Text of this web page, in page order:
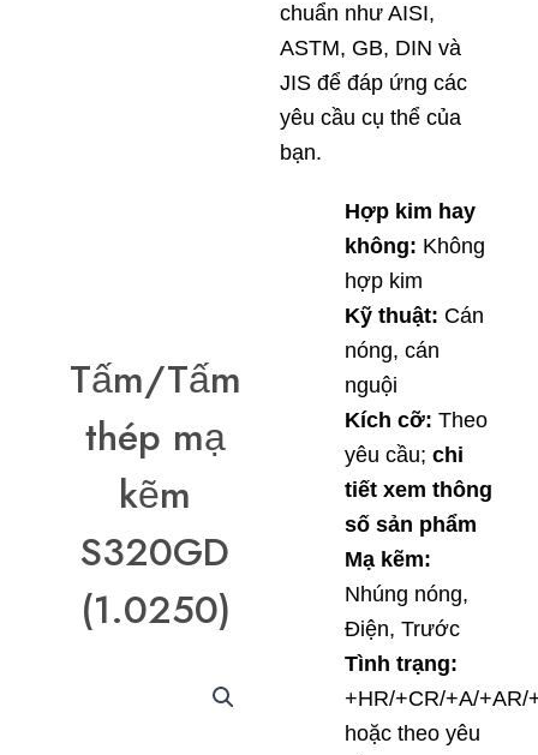
Tấm/Tấm
thép mạ
kẽm
S320GD
(1.0250)
chuẩn như AISI,
ASTM, GB, DIN và
JIS để đáp ứng các
yêu cầu cụ thể của
bạn.
Hợp kim hay
không: Không
hợp kim
Kỹ thuật: Cán
nóng, cán
nguội
Kích cỡ: Theo
yêu cầu;chi
tiết xem thông
số sản phẩm
Mạ kẽm:
Nhúng nóng,
Điện, Trước
Tình trạng:
+HR/+CR/+A/+AR/
hoặc theo yêu